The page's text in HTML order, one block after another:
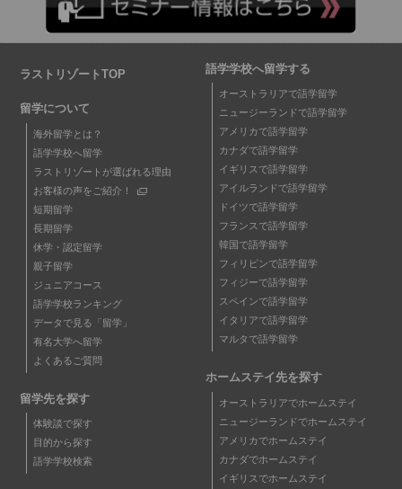
ラストリゾートTOP
留学について
海外留学とは？
語学学校へ留学
ラストリゾートが選ばれる理由
お客様の声をご紹介！
短期留学
長期留学
休学・認定留学
親子留学
ジュニアコース
語学学校ランキング
データで見る「留学」
有名大学へ留学
よくあるご質問
留学先を探す
体験談で探す
目的から探す
語学学校検索
語学学校へ留学する
オーストラリアで語学留学
ニュージーランドで語学留学
アメリカで語学留学
カナダで語学留学
イギリスで語学留学
アイルランドで語学留学
ドイツで語学留学
フランスで語学留学
韓国で語学留学
フィリピンで語学留学
フィジーで語学留学
スペインで語学留学
イタリアで語学留学
マルタで語学留学
ホームステイ先を探す
オーストラリアでホームステイ
ニュージーランドでホームステイ
アメリカでホームステイ
カナダでホームステイ
イギリスでホームステイ